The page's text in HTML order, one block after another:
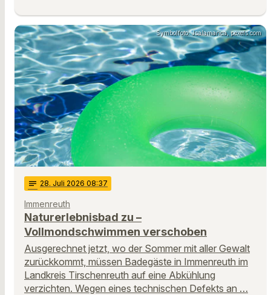
Symbolfoto: Jsalamanca, pexels.com
notes 28. Juli 2026 08:37
Immenreuth
Naturerlebnisbad zu –
Vollmondschwimmen verschoben
Ausgerechnet jetzt, wo der Sommer mit aller Gewalt
zurückkommt, müssen Badegäste in Immenreuth im
Landkreis Tirschenreuth auf eine Abkühlung
verzichten. Wegen eines technischen Defekts an …